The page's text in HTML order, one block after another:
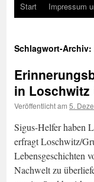
Start Impressum
Schlagwort-Archiv:
in Loschwitz
Veröffentlicht am 5.
Sigus-Helfer haben
erfragt Loschwitz/
Lebensgeschichten
Nachwelt zu